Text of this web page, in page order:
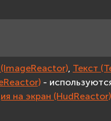
, Текст
-
на экран (HudReactor)